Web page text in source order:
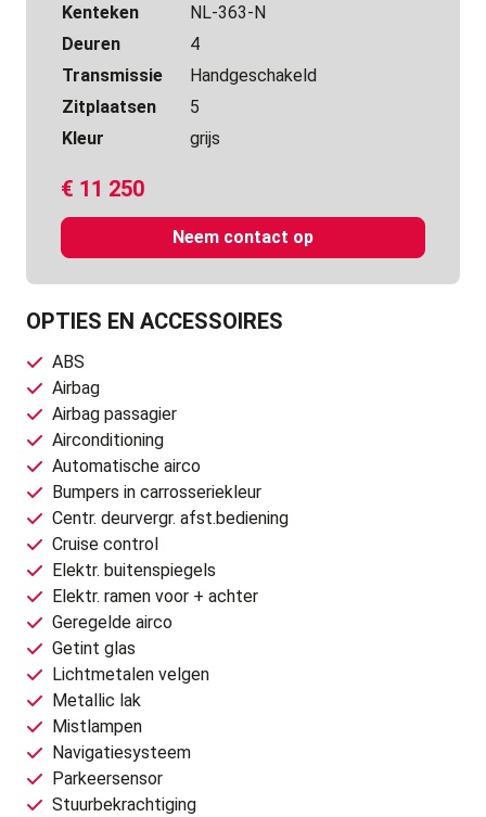
Kenteken
NL-363-N
Deuren
4
Transmissie
Handgeschakeld
Zitplaatsen
5
Kleur
grijs
€ 11 250
Neem contact op
OPTIES EN ACCESSOIRES
ABS
Airbag
Airbag passagier
Airconditioning
Automatische airco
Bumpers in carrosseriekleur
Centr. deurvergr. afst.bediening
Cruise control
Elektr. buitenspiegels
Elektr. ramen voor + achter
Geregelde airco
Getint glas
Lichtmetalen velgen
Metallic lak
Mistlampen
Navigatiesysteem
Parkeersensor
Stuurbekrachtiging